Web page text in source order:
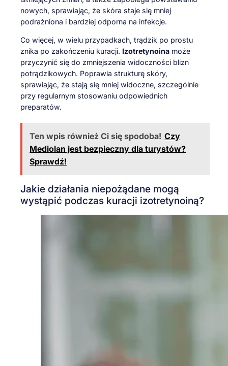
nowych, sprawiając, że skóra staje się mniej
podrażniona i bardziej odporna na infekcje.
Co więcej, w wielu przypadkach, trądzik po prostu
znika po zakończeniu kuracji. Izotretynoina może
przyczynić się do zmniejszenia widoczności blizn
potrądzikowych. Poprawia strukturę skóry,
sprawiając, że stają się mniej widoczne, szczególnie
przy regularnym stosowaniu odpowiednich
preparatów.
Ten wpis również Ci się spodoba! Czy
Mediolan jest bezpieczny dla turystów?
Sprawdź!
Jakie działania niepożądane mogą
wystąpić podczas kuracji izotretynoiną?